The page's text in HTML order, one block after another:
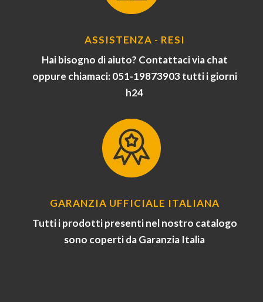
ASSISTENZA - RESI
Hai bisogno di aiuto? Contattaci via chat
oppure chiamaci: 051-19873903 tutti i giorni
h24
GARANZIA UFFICIALE ITALIANA
Tutti i prodotti presenti nel nostro catalogo
sono coperti da Garanzia Italia